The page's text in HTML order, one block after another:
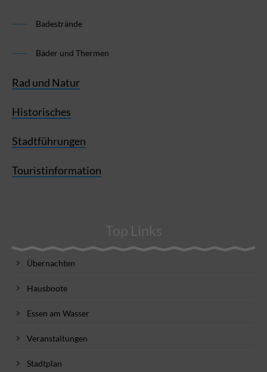
Badestrände
Bäder und Thermen
Rad und Natur
Historisches
Stadtführungen
Touristinformation
Top Links
Übernachten
Hausboote
Essen am Wasser
Veranstaltungen
Stadtplan